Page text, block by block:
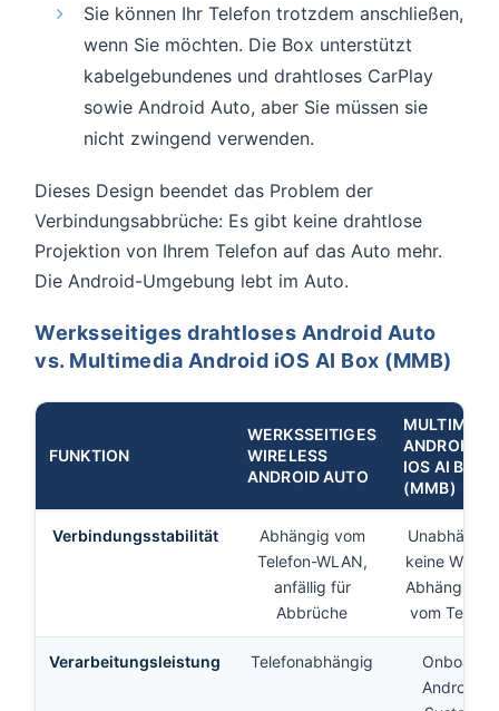
Sie können Ihr Telefon trotzdem anschließen,
wenn Sie möchten. Die Box unterstützt
kabelgebundenes und drahtloses CarPlay
sowie Android Auto, aber Sie müssen sie
nicht zwingend verwenden.
Dieses Design beendet das Problem der
Verbindungsabbrüche: Es gibt keine drahtlose
Projektion von Ihrem Telefon auf das Auto mehr.
Die Android-Umgebung lebt im Auto.
Werksseitiges drahtloses Android Auto
vs. Multimedia Android iOS AI Box (MMB)
FUNKTION
WERKSSEITIGES
WIRELESS
ANDROID AUTO
ANDROID
IOS AI BOX
(MMB)
Verbindungsstabilität
Abhängig vom
Telefon-WLAN,
anfällig für
Abbrüche
keine
vom Telefon
Verarbeitungsleistung Telefonabhängig
Onboard
Android-